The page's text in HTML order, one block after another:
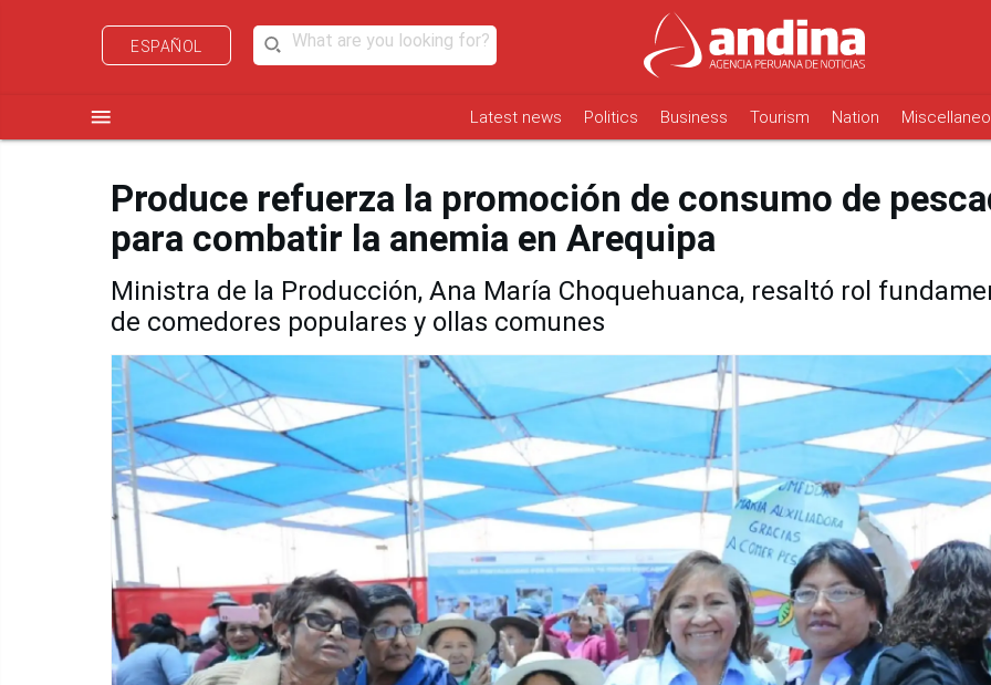
ESPAÑOL
menu Latest news Politics Business Tourism Nation
Produce refuerza la promoción de consumo de
para combatir la anemia en Arequipa
Ministra de la Producción, Ana María Choquehuanca, resaltó rol
de comedores populares y ollas comunes